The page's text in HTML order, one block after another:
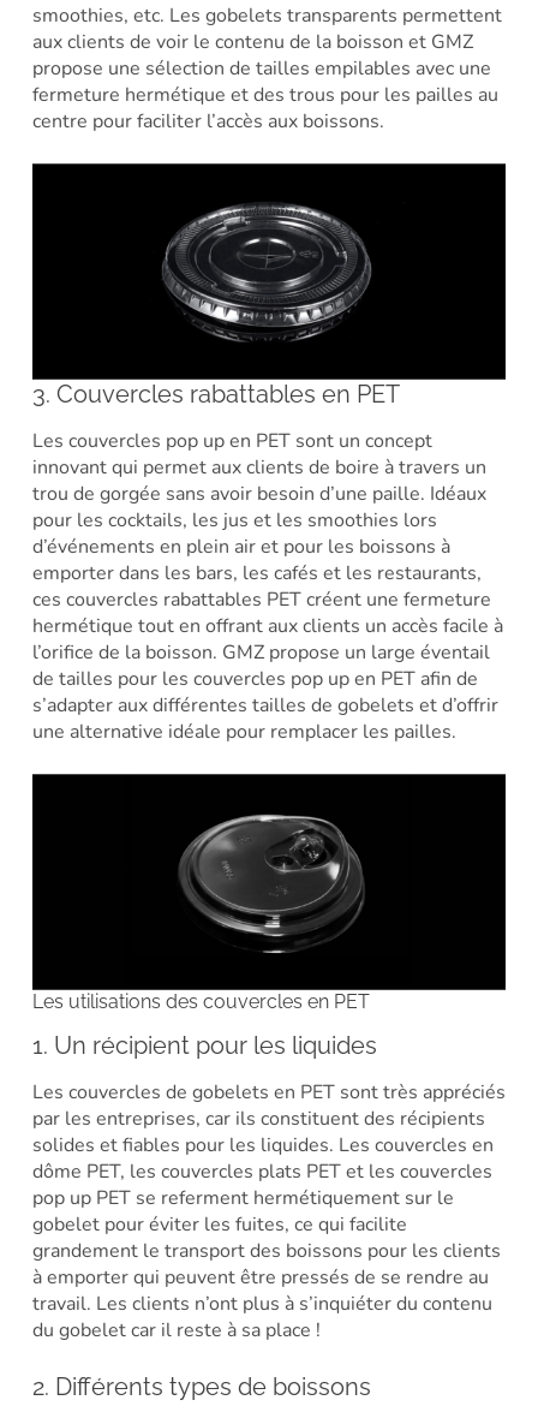
smoothies, etc. Les gobelets transparents permettent
aux clients de voir le contenu de la boisson et GMZ
propose une sélection de tailles empilables avec une
fermeture hermétique et des trous pour les pailles au
centre pour faciliter l’accès aux boissons.
3. Couvercles rabattables en PET
Les couvercles pop up en PET sont un concept
innovant qui permet aux clients de boire à travers un
trou de gorgée sans avoir besoin d’une paille. Idéaux
pour les cocktails, les jus et les smoothies lors
d’événements en plein air et pour les boissons à
emporter dans les bars, les cafés et les restaurants,
ces couvercles rabattables PET créent une fermeture
hermétique tout en offrant aux clients un accès facile à
l’orifice de la boisson. GMZ propose un large éventail
de tailles pour les couvercles pop up en PET afin de
s’adapter aux différentes tailles de gobelets et d’offrir
une alternative idéale pour remplacer les pailles.
Les utilisations des couvercles en PET
1. Un récipient pour les liquides
Les couvercles de gobelets en PET sont très appréciés
par les entreprises, car ils constituent des récipients
solides et fiables pour les liquides. Les couvercles en
dôme PET, les couvercles plats PET et les couvercles
pop up PET se referment hermétiquement sur le
gobelet pour éviter les fuites, ce qui facilite
grandement le transport des boissons pour les clients
à emporter qui peuvent être pressés de se rendre au
travail. Les clients n’ont plus à s’inquiéter du contenu
du gobelet car il reste à sa place !
2. Différents types de boissons